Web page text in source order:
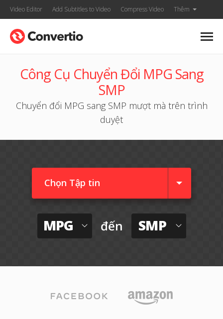
Video Editor Add Subtitles to Video Compress Video Thêm
Công Cụ Chuyển Đổi MPG Sang
SMP
Chuyển đổi MPG sang SMP mượt mà trên trình
duyệt
Chọn Tập tin
MPG đến SMP